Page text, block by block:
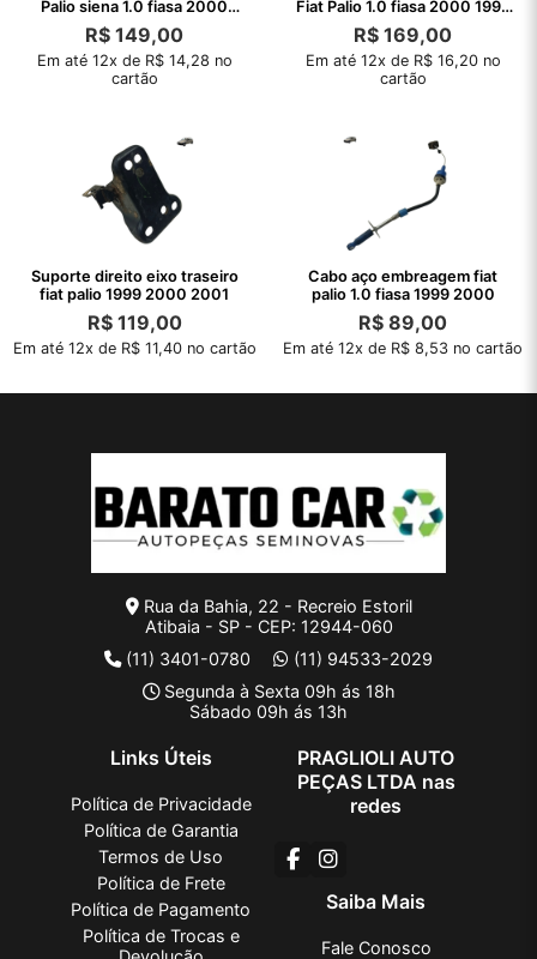
Palio siena 1.0 fiasa 2000
1999
R$ 149,00
Em até 12x de R$ 14,28 no
cartão
Fiat Palio 1.0 fiasa 2000 1999
98
R$ 169,00
Em até 12x de R$ 16,20 no
cartão
Suporte direito eixo traseiro
fiat palio 1999 2000 2001
R$119,00
Em até 12x de R$ 11,40 no cartão
Cabo aço embreagem fiat
palio 1.0 fiasa 1999 2000
R$ 89,00
Em até 12x de R$ 8,53 no cartão
Rua da Bahia, 22 - Recreio Estoril
Atibaia - SP - CEP: 12944-060
(11) 3401-0780
(11) 94533-2029
Segunda à Sexta 09h ás 18h
Sábado 09h ás 13h
Links Úteis
Política de Privacidade
Política de Garantia
Termos de Uso
Política de Frete
Política de Pagamento
Política de Trocas e
PRAGLIOLI AUTO
PEÇAS LTDA nas
redes
Saiba Mais
Fale Conosco